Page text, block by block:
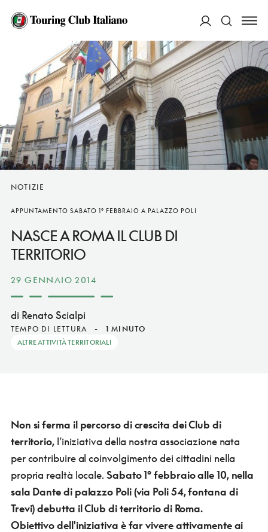
Cerca
NOTIZIE
APPUNTAMENTO SABATO 1° FEBBRAIO A PALAZZO POLI
NASCE A ROMA IL CLUB DI
TERRITORIO
29 GENNAIO 2014
di Renato Scialpi
TEMPO DI LETTURA - 1 MINUTO
ALTRE ATTIVITÀ TERRITORIALI
Non si ferma il percorso di crescita dei Club di
territorio,l’iniziativa della nostra associazione nata
per contribuire al coinvolgimento dei cittadini nel­la
propria realtà locale. Sabato 1° febbraio alle 10, nella
sala Dante di palazzo Poli (via Poli 54, fontana di
Trevi) debutta il Club di territorio di Roma.
Obiettivo dell'iniziativa è far vivere attivamente ai